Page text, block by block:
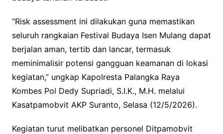
“Risk assessment ini dilakukan guna memastikan
seluruh rangkaian Festival Budaya Isen Mulang dapat
berjalan aman, tertib dan lancar, termasuk
meminimalisir potensi gangguan keamanan di lokasi
kegiatan,” ungkap Kapolresta Palangka Raya
Kombes Pol Dedy Supriadi, S.I.K., M.H. melalui
Kasatpamobvit AKP Suranto, Selasa (12/5/2026).
Kegiatan turut melibatkan personel Ditpamobvit